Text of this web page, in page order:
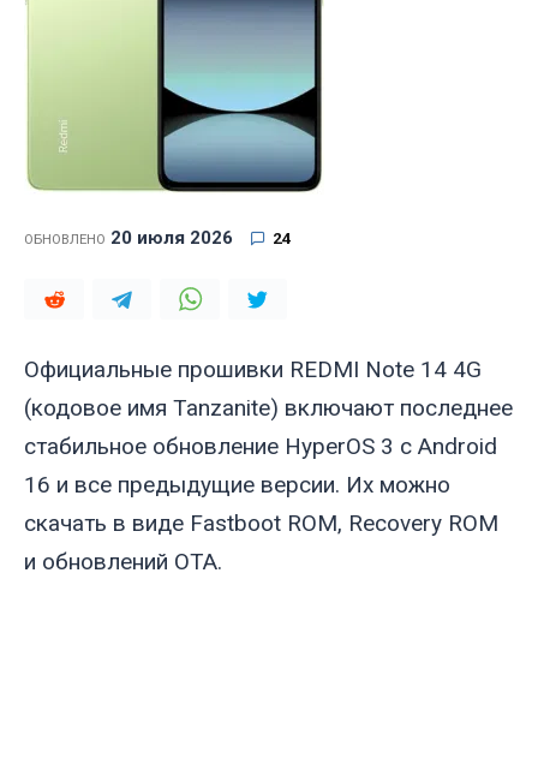
ОБНОВЛЕНО 20 июля 2026 24
Официальные прошивки REDMI Note 14 4G
(кодовое имя Tanzanite) включают последнее
стабильное обновление HyperOS 3 с Android
16 и все предыдущие версии. Их можно
скачать в виде Fastboot ROM, Recovery ROM
и обновлений OTA.